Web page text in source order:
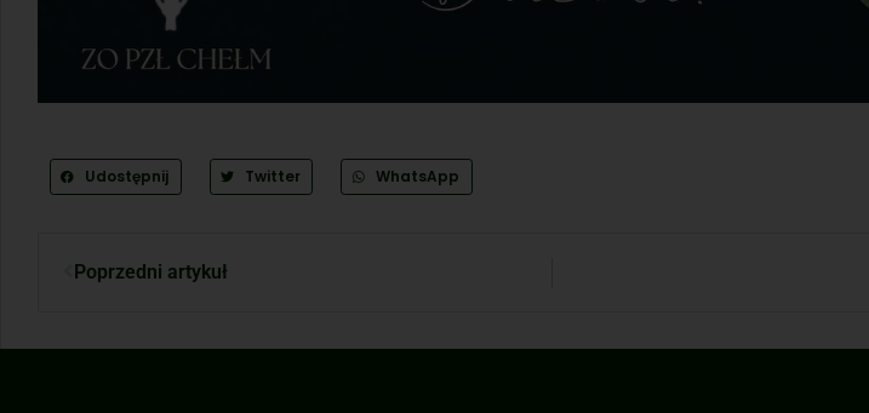
Udostępnij Twitter WhatsApp
Poprzedni artykuł